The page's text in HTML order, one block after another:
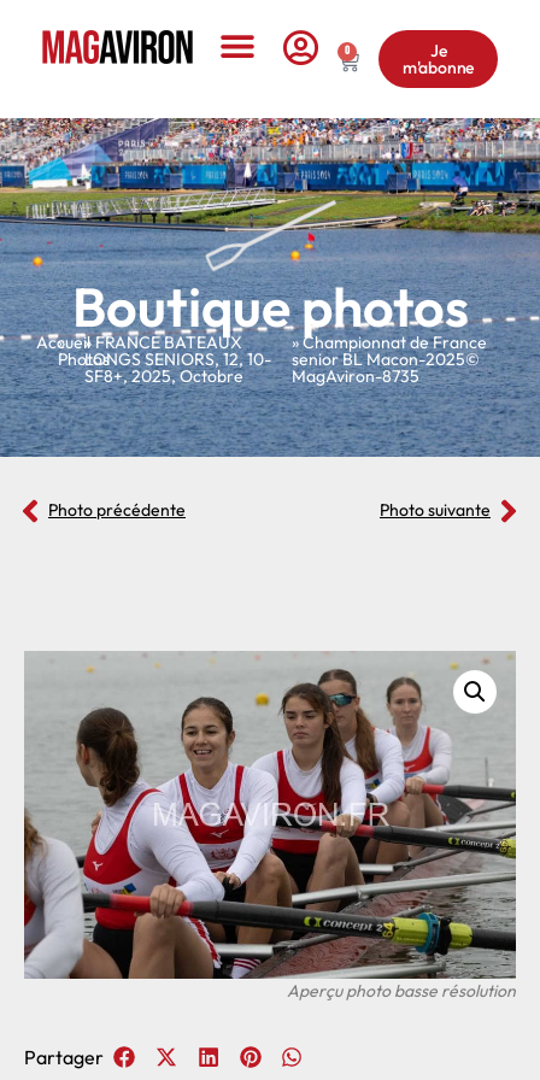
0 Je
m'abonne
Boutique photos
Accueil
»
Photos
»FRANCE BATEAUX
LONGS SENIORS,12,10-
SF8+,2025,Octobre
» Championnat de France
senior BL Macon-2025©
MagAviron-8735
Photo précédente Photo suivante
Partager